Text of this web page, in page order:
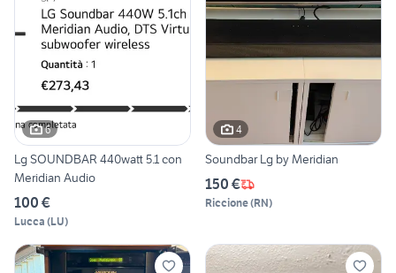
6
Lg SOUNDBAR 440watt 5.1 con
Meridian Audio
100 €
Lucca (LU)
4
Soundbar Lg by Meridian
150 €
Riccione(RN)